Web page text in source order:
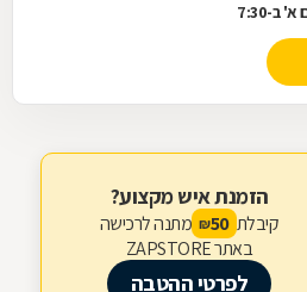
ב-7:30
הזמנת איש מקצוע?
קיבלת 50
₪ מתנה לרכישה
באתר ZAPSTORE
לפרטי ההטבה